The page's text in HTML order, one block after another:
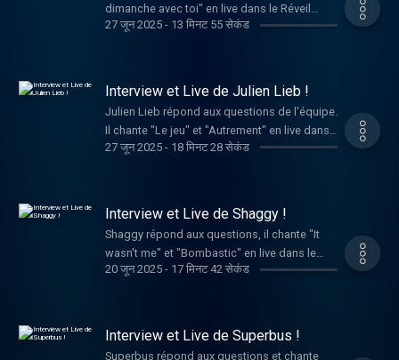
dimanche avec toi" en live dans le Réveil
Chérie.
27 जून 2025- 13 मिनट 55 सेकंड
Interview et Live de Julien Lieb !
Julien Lieb répond aux questions de l'équipe.
Il chante "Le jeu" et "Autrement" en live dans
le Réveil Chérie.
27 जून 2025- 18 मिनट 28 सेकंड
Interview et Live de Shaggy !
Shaggy répond aux questions, il chante "It
wasn't me" et "Bombastic" en live dans le
Réveil Chérie.
20 जून 2025- 17 मिनट 42 सेकंड
Interview et Live de Superbus !
Superbus répond aux questions et chante